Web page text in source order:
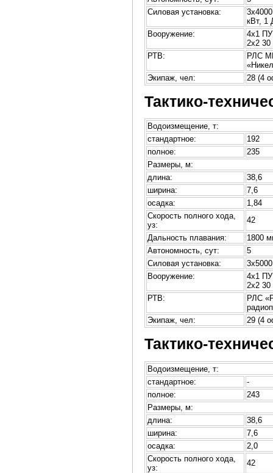
Силовая установка:
кВт, 1
Вооружение:
4х1
2х2
РТВ:
РЛС
Экипаж, чел:
28 (4
Тактико-
Водоизмещение, т:
стандартное:
192
полное:
235
Размеры, м:
длина:
38,6
ширина:
7,6
осадка:
1,84
Скорость полного хода,
уз:
42
Дальность плавания:
1800
Автономность, сут:
5
Силовая установка:
Вооружение:
4х1
2х2
РТВ:
РЛС
Экипаж, чел:
29 (4
Тактико-
Водоизмещение, т:
стандартное:
-
полное:
243
Размеры, м:
длина:
38,6
ширина:
7,6
осадка:
2,0
Скорость полного хода,
уз:
42